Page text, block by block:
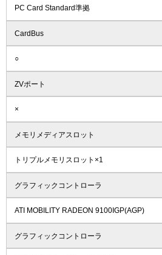
PC Card Standard準拠
CardBus
○
ZVポート
×
メモリメディアスロット
トリプルメモリスロット×1
グラフィックコントローラ
ATI MOBILITY RADEON 9100IGP(AGP)
グラフィックコントローラ